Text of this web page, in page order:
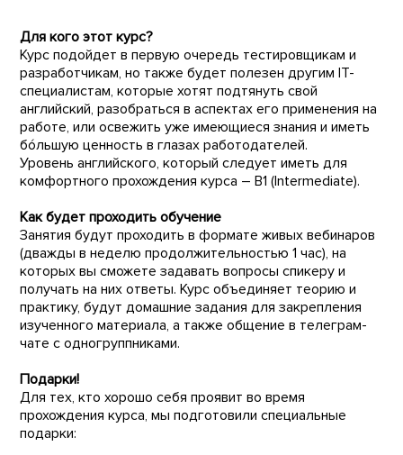
Для кого этот курс?
Курс подойдет в первую очередь тестировщикам и
разработчикам, но также будет полезен другим IT-
специалистам, которые хотят подтянуть свой
английский, разобраться в аспектах его применения на
работе, или освежить уже имеющиеся знания и иметь
бóльшую ценность в глазах работодателей.
Уровень английского, который следует иметь для
комфортного прохождения курса – B1 (Intermediate).
Как будет проходить обучение
Занятия будут проходить в формате живых вебинаров
(дважды в неделю продолжительностью 1 час), на
которых вы сможете задавать вопросы спикеру и
получать на них ответы. Курс объединяет теорию и
практику, будут домашние задания для закрепления
изученного материала, а также общение в телеграм-
чате с одногруппниками.
Подарки!
Для тех, кто хорошо себя проявит во время
прохождения курса, мы подготовили специальные
подарки: